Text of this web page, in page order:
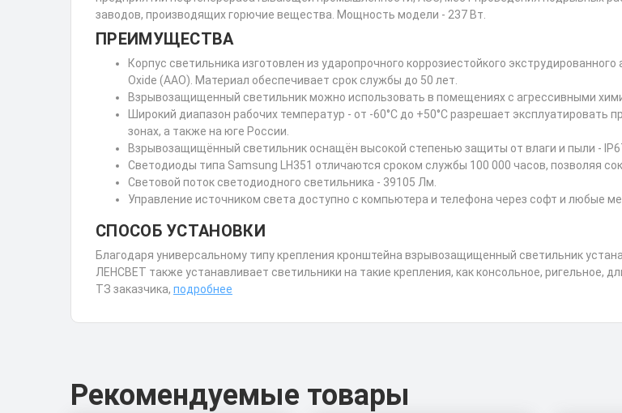
заводов, производящих горючие вещества. Мощность модели - 237 Вт.
ПРЕИМУЩЕСТВА
Корпус светильника изготовлен из ударопрочного коррозиестойкого
Oxide (AAO). Материал обеспечивает срок службы до 50 лет.
Взрывозащищенный светильник можно использовать в помещениях с агрессивными
Широкий диапазон рабочих температур - от -60°С до +50°С разрешает
зонах, а также на юге России.
Взрывозащищённый светильник оснащён высокой степенью защиты от влаги и пыли -
Светодиоды типа Samsung LH351 отличаются сроком службы 100 000 часов, позволяя
Световой поток светодиодного светильника - 39105 Лм.
Управление источником света доступно с компьютера и телефона через софт и любые
СПОСОБ УСТАНОВКИ
Благодаря универсальному типу крепления кронштейна взрывозащищенный светильник
ЛЕНСВЕТ также устанавливает светильники на такие крепления, как консольное, ригельное,
ТЗ заказчика, подробнее
Рекомендуемые товары